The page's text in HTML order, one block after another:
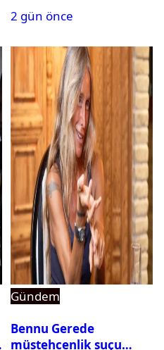
2 gün önce
Gündem
Bennu Gerede
müstehcenlik suçu